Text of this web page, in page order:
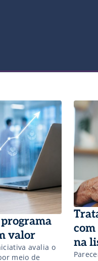
valor
avalia o
meio de
na